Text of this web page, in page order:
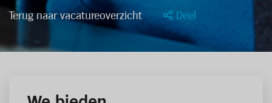
Terug naar vacatureoverzicht Deel